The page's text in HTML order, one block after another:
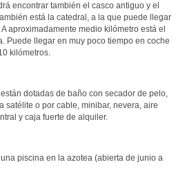
encontrar también el casco antiguo y el
está la catedral, a la que puede llegar
aproximadamente medio kilómetro está el
Puede llegar en muy poco tiempo en coche
kilómetros.
dotadas de baño con secador de pelo,
satélite o por cable, minibar, nevera, aire
y caja fuerte de alquiler.
piscina en la azotea (abierta de junio a